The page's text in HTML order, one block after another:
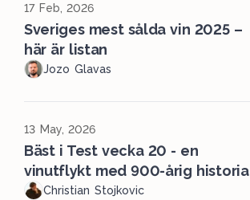
17 Feb, 2026
Sveriges mest sålda vin 2025 –
här är listan
Jozo Glavas
13 May, 2026
Bäst i Test vecka 20 - en
vinutflykt med 900-årig historia
Christian Stojkovic